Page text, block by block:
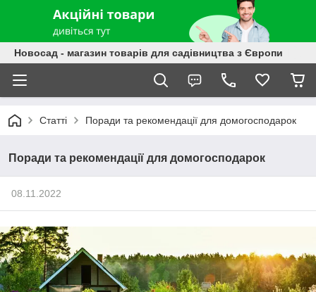
Новосад - магазин товарів для садівництва з Європи
Статті Поради та рекомендації для домогосподарок
Поради та рекомендації для домогосподарок
08.11.2022